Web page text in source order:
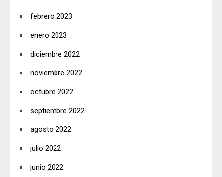
febrero 2023
enero 2023
diciembre 2022
noviembre 2022
octubre 2022
septiembre 2022
agosto 2022
julio 2022
junio 2022